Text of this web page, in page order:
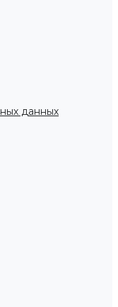
данных